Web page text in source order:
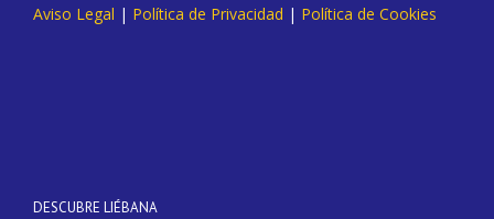
Aviso Legal | Política de Privacidad | Política de Cookies
DESCUBRE LIÉBANA